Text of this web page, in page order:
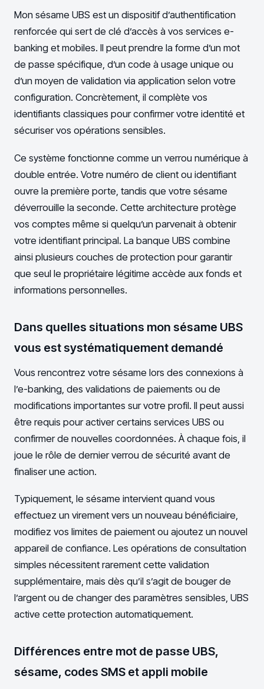
Mon sésame UBS est un dispositif d’authentification
renforcée qui sert de clé d’accès à vos services e-
banking et mobiles. Il peut prendre la forme d’un mot
de passe spécifique, d’un code à usage unique ou
d’un moyen de validation via application selon votre
configuration. Concrètement, il complète vos
identifiants classiques pour confirmer votre identité et
sécuriser vos opérations sensibles.
Ce système fonctionne comme un verrou numérique à
double entrée. Votre numéro de client ou identifiant
ouvre la première porte, tandis que votre sésame
déverrouille la seconde. Cette architecture protège
vos comptes même si quelqu’un parvenait à obtenir
votre identifiant principal. La banque UBS combine
ainsi plusieurs couches de protection pour garantir
que seul le propriétaire légitime accède aux fonds et
informations personnelles.
Dans quelles situations mon sésame UBS
vous est systématiquement demandé
Vous rencontrez votre sésame lors des connexions à
l’e-banking, des validations de paiements ou de
modifications importantes sur votre profil. Il peut aussi
être requis pour activer certains services UBS ou
confirmer de nouvelles coordonnées. À chaque fois, il
joue le rôle de dernier verrou de sécurité avant de
finaliser une action.
Typiquement, le sésame intervient quand vous
effectuez un virement vers un nouveau bénéficiaire,
modifiez vos limites de paiement ou ajoutez un nouvel
appareil de confiance. Les opérations de consultation
simples nécessitent rarement cette validation
supplémentaire, mais dès qu’il s’agit de bouger de
l’argent ou de changer des paramètres sensibles, UBS
active cette protection automatiquement.
Différences entre mot de passe UBS,
sésame, codes SMS et appli mobile